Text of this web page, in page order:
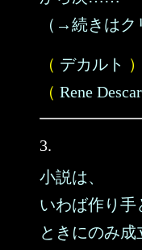
（→続きはク
（ デカルト ）
（ Rene
3.
小説は、
いわば作り手
ときにのみ成